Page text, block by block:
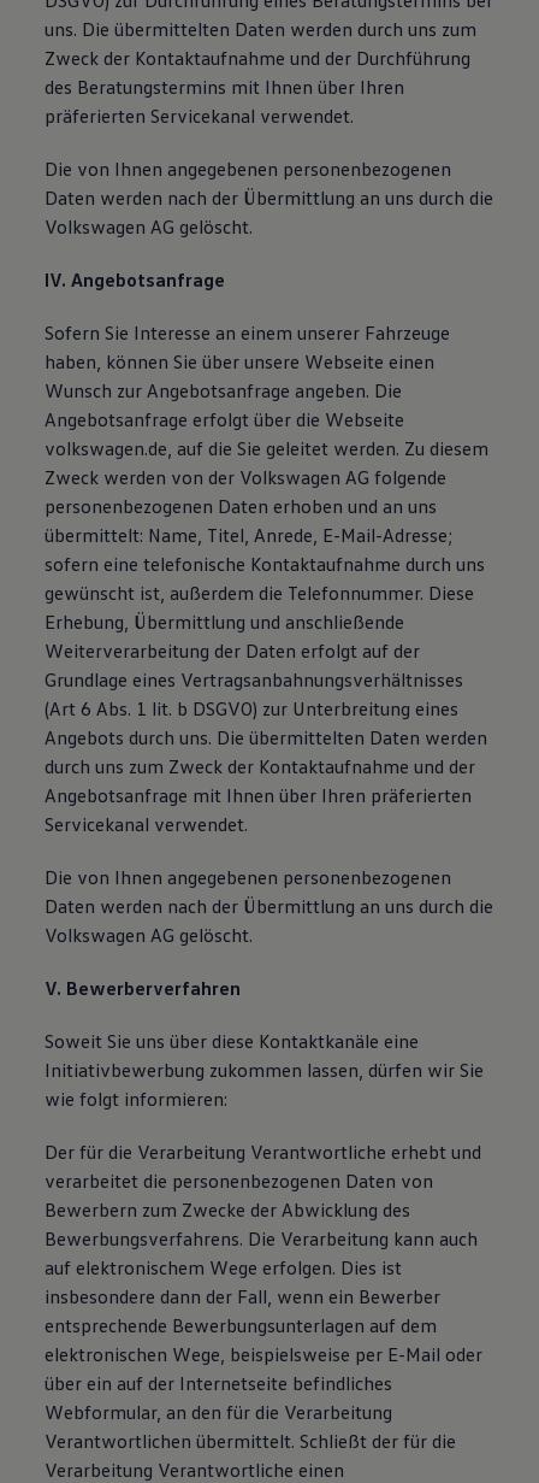
uns. Die übermittelten Daten werden durch uns zum
Zweck der Kontaktaufnahme und der Durchführung
des Beratungstermins mit Ihnen über Ihren
präferierten Servicekanal verwendet.
Die von Ihnen angegebenen personenbezogenen
Daten werden nach der Übermittlung an uns durch die
Volkswagen AG gelöscht.
IV. Angebotsanfrage
Sofern Sie Interesse an einem unserer Fahrzeuge
haben, können Sie über unsere Webseite einen
Wunsch zur Angebotsanfrage angeben. Die
Angebotsanfrage erfolgt über die Webseite
volkswagen.de, auf die Sie geleitet werden. Zu diesem
Zweck werden von der Volkswagen AG folgende
personenbezogenen Daten erhoben und an uns
übermittelt: Name, Titel, Anrede, E-Mail-Adresse;
sofern eine telefonische Kontaktaufnahme durch uns
gewünscht ist, außerdem die Telefonnummer. Diese
Erhebung, Übermittlung und anschließende
Weiterverarbeitung der Daten erfolgt auf der
Grundlage eines Vertragsanbahnungsverhältnisses
(Art 6 Abs. 1 lit. b DSGVO) zur Unterbreitung eines
Angebots durch uns. Die übermittelten Daten werden
durch uns zum Zweck der Kontaktaufnahme und der
Angebotsanfrage mit Ihnen über Ihren präferierten
Servicekanal verwendet.
Die von Ihnen angegebenen personenbezogenen
Daten werden nach der Übermittlung an uns durch die
Volkswagen AG gelöscht.
V. Bewerberverfahren
Soweit Sie uns über diese Kontaktkanäle eine
Initiativbewerbung zukommen lassen, dürfen wir Sie
wie folgt informieren:
Der für die Verarbeitung Verantwortliche erhebt und
verarbeitet die personenbezogenen Daten von
Bewerbern zum Zwecke der Abwicklung des
Bewerbungsverfahrens. Die Verarbeitung kann auch
auf elektronischem Wege erfolgen. Dies ist
insbesondere dann der Fall, wenn ein Bewerber
entsprechende Bewerbungsunterlagen auf dem
elektronischen Wege, beispielsweise per E-Mail oder
über ein auf der Internetseite befindliches
Webformular, an den für die Verarbeitung
Verantwortlichen übermittelt. Schließt der für die
Verarbeitung Verantwortliche einen